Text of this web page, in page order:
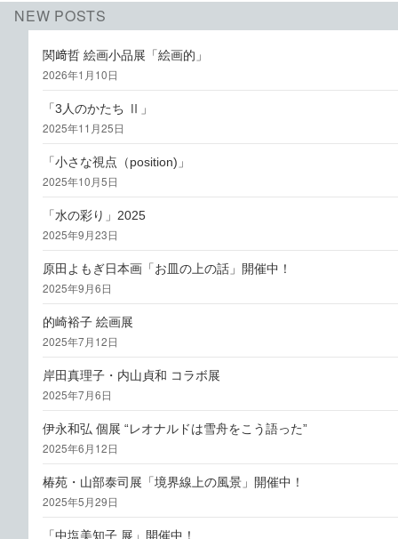
NEW POSTS
関﨑哲 絵画小品展「絵画的」
2026年1月10日
「3人のかたち Ⅱ」
2025年11月25日
「小さな視点（position)」
2025年10月5日
「水の彩り」2025
2025年9月23日
原田よもぎ日本画「お皿の上の話」開催中！
2025年9月6日
的崎裕子 絵画展
2025年7月12日
岸田真理子・内山貞和 コラボ展
2025年7月6日
伊永和弘 個展 “レオナルドは雪舟をこう語った”
2025年6月12日
椿苑・山部泰司展「境界線上の風景」開催中！
2025年5月29日
「中塩美知子 展」開催中！